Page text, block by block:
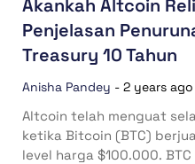
Akankah Altcoin
Penjelasan
Treasury 10 Tahun
Anisha Pandey - 2 years ago
Altcoin telah menguat
ketika Bitcoin (BTC)
level harga $100.000.